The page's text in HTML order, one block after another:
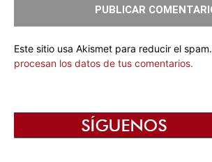
Este sitio usa Akismet para reducir el spam.
procesan los datos de tus comentarios.